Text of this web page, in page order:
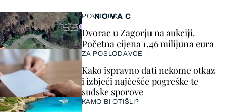
NOVAC
POVOLJNO
Dvorac u Zagorju na aukciji.
Početna cijena 1,46 milijuna eura
ZA POSLODAVCE
Kako ispravno dati nekome otkaz
i izbjeći najčešće pogreške te
sudske sporove
KAMO BI OTIŠLI?